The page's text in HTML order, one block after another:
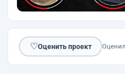
♡Оценить проект